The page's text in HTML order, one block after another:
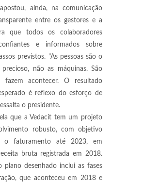
ainda, na comunicação
entre os gestores e a
que todos os colaboradores
e informados sobre
previstos. "As pessoas são o
não as máquinas. São
fazem acontecer. O resultado
é reflexo do esforço de
o presidente.
que a Vedacit tem um projeto
robusto, com objetivo
o faturamento até 2023, em
bruta registrada em 2018.
plano desenhado inclui as fases
que aconteceu em 2018 e